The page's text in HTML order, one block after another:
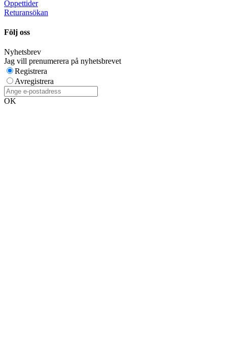
Öppettider
Returansökan
Följ oss
Nyhetsbrev
Jag vill prenumerera på nyhetsbrevet
Registrera
Avregistrera
OK